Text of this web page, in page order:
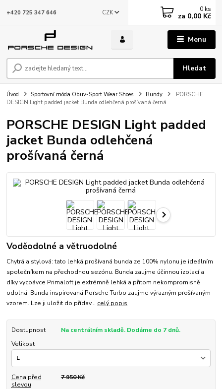
Menu
CZK
Hledat
+420 725 347 646 0 ks
za 0,00 Kč
Úvod Sportovní móda Obuv-Sport Wear Shoes Bundy
PORSCHE
DESIGN Light padded jacket Bunda odlehčená prošívaná černá
PORSCHE DESIGN Light padded
jacket Bunda odlehčená
prošívaná černá
Voděodolné a větruodolné
Chytrá a stylová: tato lehká prošívaná bunda ze 100% nylonu je ideálním
společníkem na přechodnou sezónu. Bunda zaujme účinnou izolací a
díky vycpávce Primaloft je extrémně lehká a přitom nekompromisně
odolná. Bunda inspirovaná Porsche Turbo zaujme výrazným prošívaným
vzorem. Lze ji uložit do přídav... celý popis
Dostupnost
Na centrálním skladě. Dodáme do 7 dnů.
Velikost
Cena před
slevou
7 950 Kč